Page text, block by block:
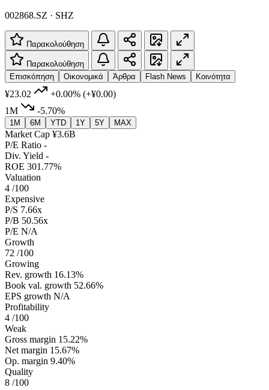
002868.SZ · SHZ
Παρακολούθηση
Παρακολούθηση
Επισκόπηση
Οικονομικά Άρθρα Flash News Κοινότητα
¥23.02 +0.00% (+¥0.00)
1M
-5.70%
1M 6M YTD 1Y 5Y MAX
Market Cap ¥3.6B
P/E Ratio -
Div. Yield -
ROE 301.77%
Valuation
4 /100
Expensive
P/S 7.66x
P/B 50.56x
P/E N/A
Growth
72 /100
Growing
Rev. growth 16.13%
Book val. growth 52.66%
EPS growth N/A
Profitability
4 /100
Weak
Gross margin 15.22%
Net margin 15.67%
Op. margin 9.40%
Quality
8 /100